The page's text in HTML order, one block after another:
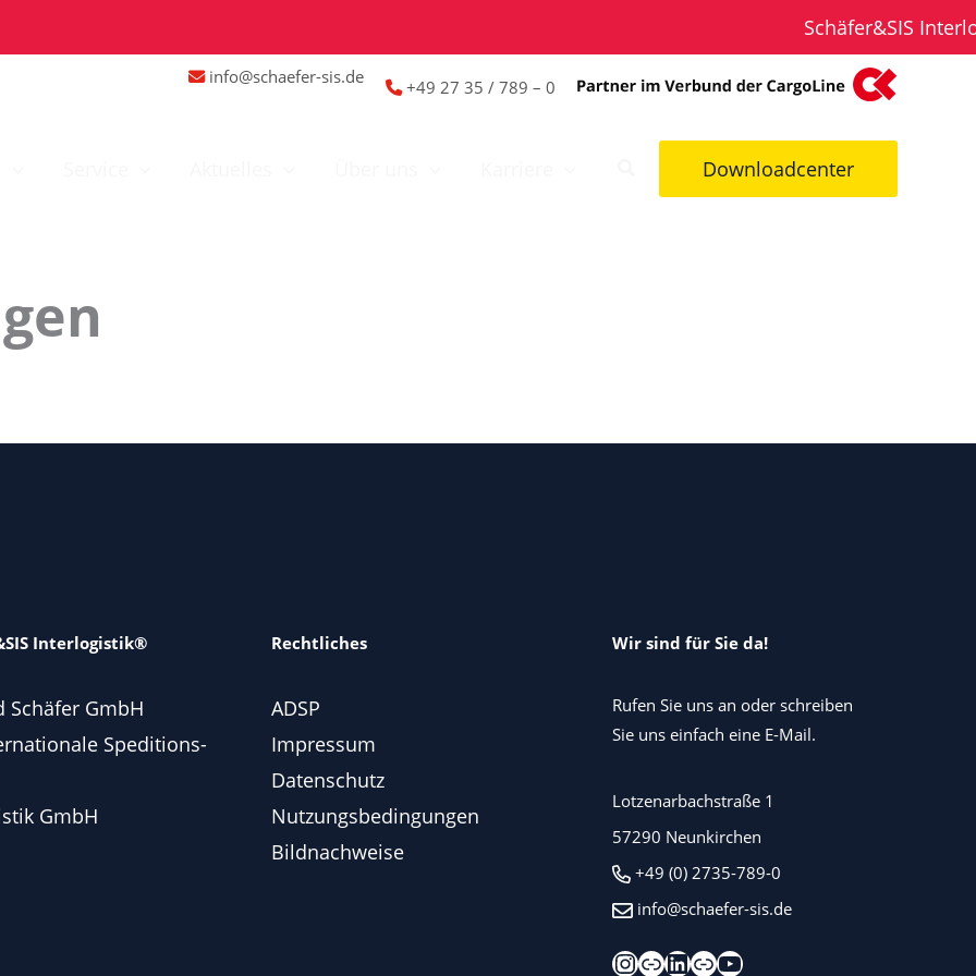
Schäfer&SIS
info@schaefer-sis.de +49 27 35 / 789 – 0
Downloadcenter
Interlogistik®
Schäfer GmbH
Speditions-
GmbH
Rechtliches
ADSP
Impressum
Datenschutz
Nutzungsbedingungen
Bildnachweise
Wir sind für Sie da!
Rufen Sie uns an oder schreiben
Sie uns einfach eine E-Mail.
Lotzenarbachstraße 1
57290 Neunkirchen
+49 (0) 2735-789-0
info@schaefer-sis.de
Instagram
XingLinkedIn
Kununu
YouTube